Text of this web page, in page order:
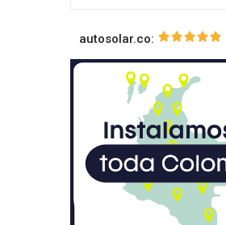
autosolar.co: